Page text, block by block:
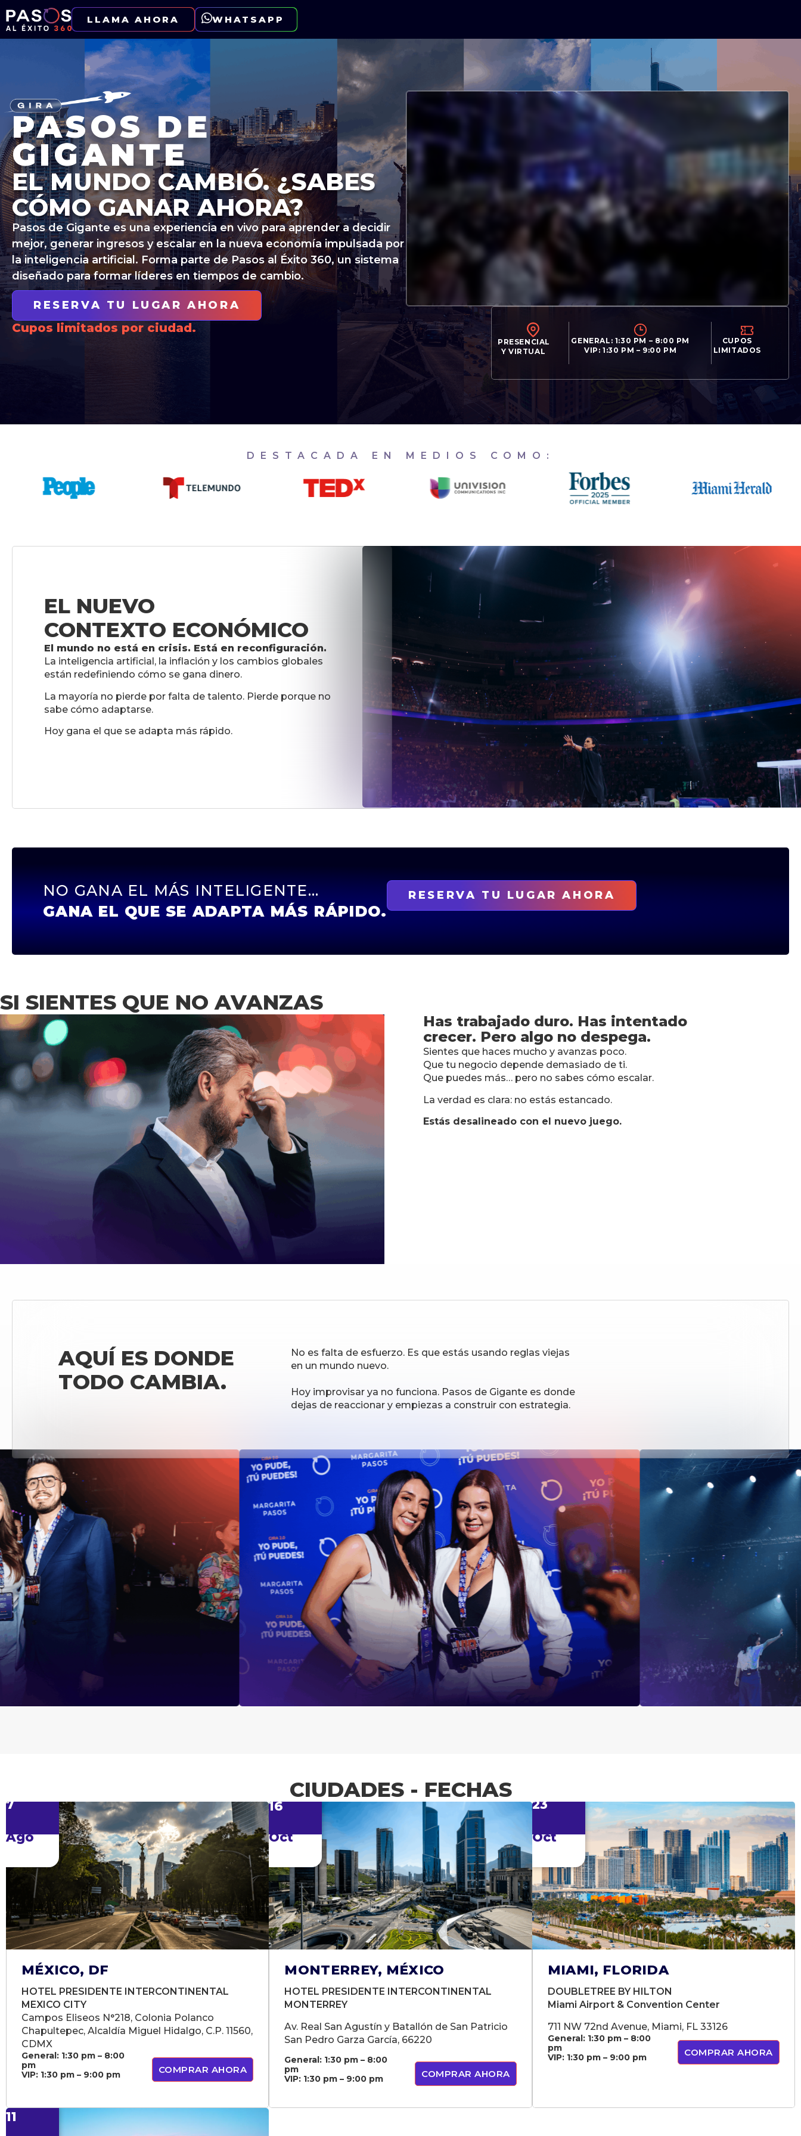
LLAMA AHORA WHATSAPP
PASOS DE
GIGANTE
EL MUNDO CAMBIÓ. ¿SABES
CÓMO GANAR AHORA?
Pasos de Gigante es una experiencia en vivo para aprender a decidir
mejor, generar ingresos y escalar en la nueva economía impulsada por
la inteligencia artificial. Forma parte de Pasos al Éxito 360, un sistema
diseñado para formar líderes en tiempos de cambio.
RESERVA TU LUGAR AHORA
Cupos limitados por ciudad.
PRESENCIAL
Y VIRTUAL
GENERAL: 1:30 PM – 8:00 PM
VIP: 1:30 PM – 9:00 PM
CUPOS
LIMITADOS
DESTACADA EN MEDIOS COMO:
EL NUEVO
CONTEXTO ECONÓMICO
El mundo no está en crisis. Está en reconfiguración.
La inteligencia artificial, la inflación y los cambios globales
están redefiniendo cómo se gana dinero.
La mayoría no pierde por falta de talento. Pierde porque no
sabe cómo adaptarse.
Hoy gana el que se adapta más rápido.
NO GANA EL MÁS INTELIGENTE…
GANA EL QUE SE ADAPTA MÁS RÁPIDO.
RESERVA TU LUGAR AHORA
SI SIENTES QUE NO AVANZAS
Has trabajado duro. Has intentado
crecer. Pero algo no despega.
Sientes que haces mucho y avanzas poco.
Que tu negocio depende demasiado de ti.
Que puedes más… pero no sabes cómo escalar.
La verdad es clara: no estás estancado.
Estás desalineado con el nuevo juego.
AQUÍ ES DONDE
TODO CAMBIA.
No es falta de esfuerzo. Es que estás usando reglas viejas
en un mundo nuevo.
Hoy improvisar ya no funciona. Pasos de Gigante es donde
dejas de reaccionar y empiezas a construir con estrategia.
CIUDADES - FECHAS
MÉXICO, DF
HOTEL PRESIDENTE INTERCONTINENTAL
MEXICO CITY
Campos Eliseos N°218, Colonia Polanco
Chapultepec, Alcaldía Miguel Hidalgo, C.P. 11560,
CDMX
General: 1:30 pm – 8:00
pm
VIP: 1:30 pm – 9:00 pm
COMPRAR AHORA
7
Ago
MONTERREY, MÉXICO
HOTEL PRESIDENTE INTERCONTINENTAL
MONTERREY
Av. Real San Agustín y Batallón de San Patricio
San Pedro Garza García, 66220
General: 1:30 pm – 8:00
pm
VIP: 1:30 pm – 9:00 pm
COMPRAR AHORA
16
Oct
MIAMI, FLORIDA
DOUBLETREE BY HILTON
Miami Airport & Convention Center
711 NW 72nd Avenue, Miami, FL 33126
General: 1:30 pm – 8:00
pm
VIP: 1:30 pm – 9:00 pm
COMPRAR AHORA
23
Oct
11